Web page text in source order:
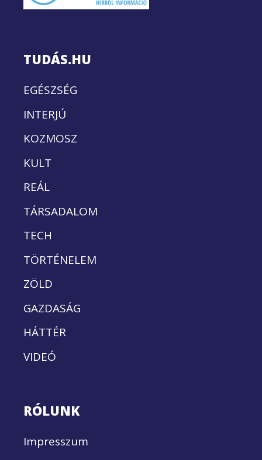
TUDÁS.HU
EGÉSZSÉG
INTERJÚ
KOZMOSZ
KULT
REÁL
TÁRSADALOM
TECH
TÖRTÉNELEM
ZÖLD
GAZDASÁG
HÁTTÉR
VIDEÓ
RÓLUNK
Impresszum